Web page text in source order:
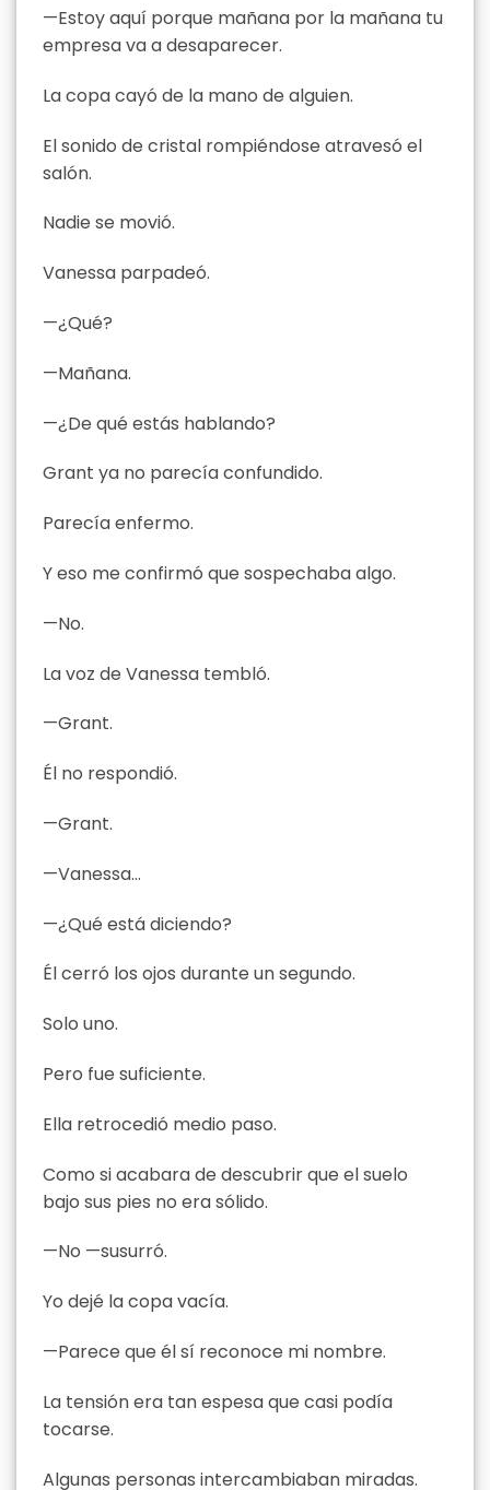
—Estoy aquí porque mañana por la mañana tu
empresa va a desaparecer.
La copa cayó de la mano de alguien.
El sonido de cristal rompiéndose atravesó el
salón.
Nadie se movió.
Vanessa parpadeó.
—¿Qué?
—Mañana.
—¿De qué estás hablando?
Grant ya no parecía confundido.
Parecía enfermo.
Y eso me confirmó que sospechaba algo.
—No.
La voz de Vanessa tembló.
—Grant.
Él no respondió.
—Grant.
—Vanessa…
—¿Qué está diciendo?
Él cerró los ojos durante un segundo.
Solo uno.
Pero fue suficiente.
Ella retrocedió medio paso.
Como si acabara de descubrir que el suelo
bajo sus pies no era sólido.
—No —susurró.
Yo dejé la copa vacía.
—Parece que él sí reconoce mi nombre.
La tensión era tan espesa que casi podía
tocarse.
Algunas personas intercambiaban miradas.